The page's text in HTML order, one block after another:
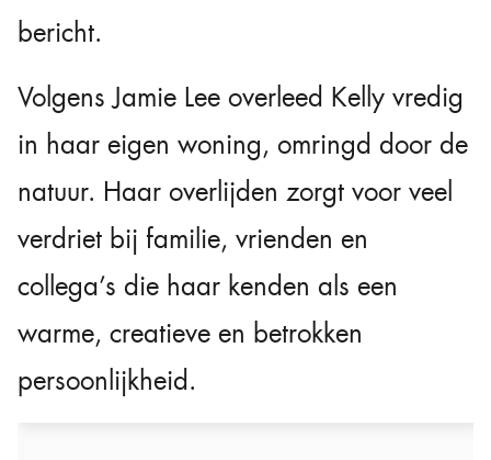
bericht.
Volgens Jamie Lee overleed Kelly vredig
in haar eigen woning, omringd door de
natuur. Haar overlijden zorgt voor veel
verdriet bij familie, vrienden en
collega’s die haar kenden als een
warme, creatieve en betrokken
persoonlijkheid.